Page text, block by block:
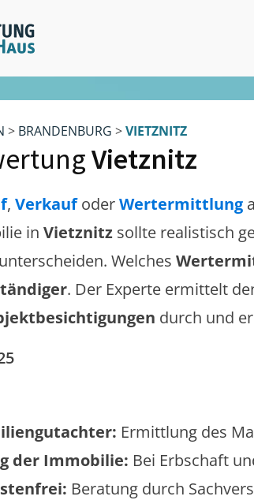
> BRANDENBURG >VIETZNITZ
Vietznitz
, VerkaufoderWertermittlung
in Vietznitz sollte realistisch
unterscheiden. Welches
. Der Experte ermittelt
durch und
Ermittlung des
der Immobilie: Bei Erbschaft
Beratung durch